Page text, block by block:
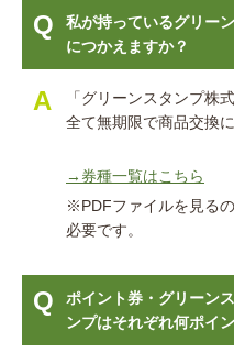
私が持っているグリー
につかえますか？
「グリーンスタンプ株
全て無期限で商品交換
→券種一覧はこちら
※PDFファイルを見る
必要です。
ポイント券・グリーン
ンプはそれぞれ何ポイ